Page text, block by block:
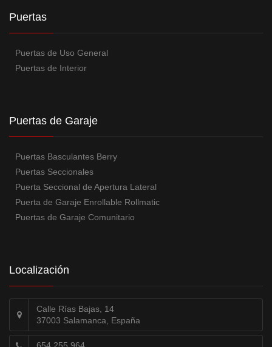
Puertas
Puertas de Uso General
Puertas de Interior
Puertas de Garaje
Puertas Basculantes Berry
Puertas Seccionales
Puerta Seccional de Apertura Lateral
Puerta de Garaje Enrollable Rollmatic
Puertas de Garaje Comunitario
Localización
Calle Rías Bajas, 14
37003 Salamanca, España